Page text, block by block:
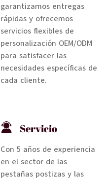
garantizamos entregas
rápidas y ofrecemos
servicios flexibles de
personalización OEM/ODM
para satisfacer las
necesidades específicas de
cada cliente.
Servicio
Con 5 años de experiencia
en el sector de las
pestañas postizas y las